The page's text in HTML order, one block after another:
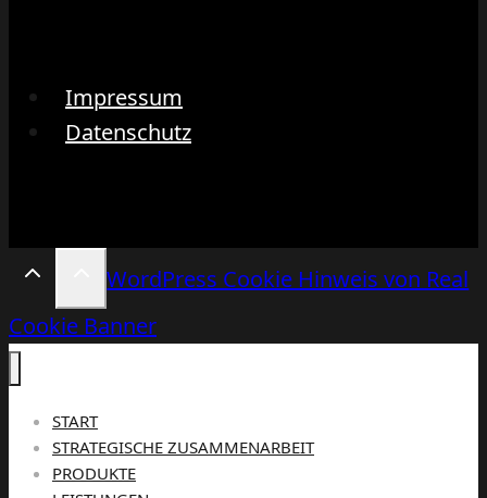
Impressum
Datenschutz
WordPress Cookie Hinweis von Real
Cookie Banner
START
STRATEGISCHE ZUSAMMENARBEIT
PRODUKTE